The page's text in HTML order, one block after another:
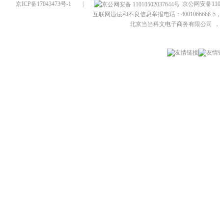
京ICP备17043473号-1
京公网安备
互联网违法和不良信息举报电话：4001066666-5
北京当当科文电子商务有限公司